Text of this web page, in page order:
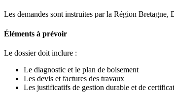
Les demandes sont instruites par la Région
Éléments à prévoir
Le dossier doit inclure :
Le diagnostic et le plan de boisement
Les devis et factures des travaux
Les justificatifs de gestion durable et de